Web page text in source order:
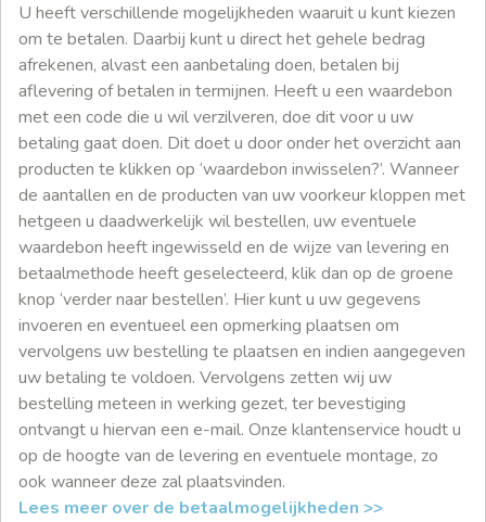
U heeft verschillende mogelijkheden waaruit u kunt kiezen
om te betalen. Daarbij kunt u direct het gehele bedrag
afrekenen, alvast een aanbetaling doen, betalen bij
aflevering of betalen in termijnen. Heeft u een waardebon
met een code die u wil verzilveren, doe dit voor u uw
betaling gaat doen. Dit doet u door onder het overzicht aan
producten te klikken op ‘waardebon inwisselen?’. Wanneer
de aantallen en de producten van uw voorkeur kloppen met
hetgeen u daadwerkelijk wil bestellen, uw eventuele
waardebon heeft ingewisseld en de wijze van levering en
betaalmethode heeft geselecteerd, klik dan op de groene
knop ‘verder naar bestellen’. Hier kunt u uw gegevens
invoeren en eventueel een opmerking plaatsen om
vervolgens uw bestelling te plaatsen en indien aangegeven
uw betaling te voldoen. Vervolgens zetten wij uw
bestelling meteen in werking gezet, ter bevestiging
ontvangt u hiervan een e-mail. Onze klantenservice houdt u
op de hoogte van de levering en eventuele montage, zo
ook wanneer deze zal plaatsvinden.
Lees meer over de betaalmogelijkheden >>